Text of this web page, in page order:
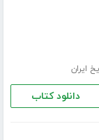
ایران
دانلود کتاب